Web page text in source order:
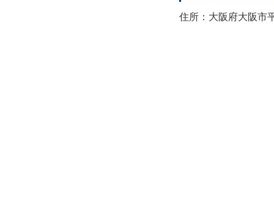
住所：大阪府大阪市